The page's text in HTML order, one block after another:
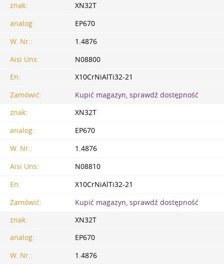
znak:
XN32T
analog:
EP670
W. Nr.:
1.4876
Aisi Uns:
N08800
En:
X10CrNiAlTi32-21
Zamówić:
Kupić magazyn, sprawdź dostępność
znak:
XN32T
analog:
EP670
W. Nr.:
1.4876
Aisi Uns:
N08810
En:
X10CrNiAlTi32-21
Zamówić:
Kupić magazyn, sprawdź dostępność
znak:
XN32T
analog:
EP670
W. Nr.:
1.4876